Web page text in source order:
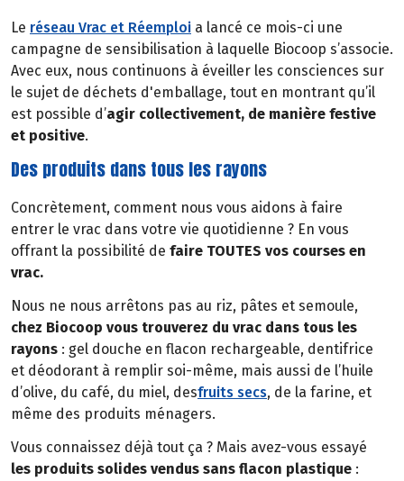
Le réseau Vrac et Réemploi a lancé ce mois-ci une
campagne de sensibilisation à laquelle Biocoop s’associe.
Avec eux, nous continuons à éveiller les consciences sur
le sujet de déchets d'emballage, tout en montrant qu’il
est possible d’agir collectivement, de manière festive
et positive.
Des produits dans tous les rayons
Concrètement, comment nous vous aidons à faire
entrer le vrac dans votre vie quotidienne ? En vous
offrant la possibilité de faire TOUTES vos courses en
vrac.
Nous ne nous arrêtons pas au riz, pâtes et semoule,
chez Biocoop vous trouverez du vrac dans tous les
rayons : gel douche en flacon rechargeable, dentifrice
et déodorant à remplir soi-même, mais aussi de l’huile
d’olive, du café, du miel, desfruits secs, de la farine, et
même des produits ménagers.
Vous connaissez déjà tout ça ? Mais avez-vous essayé
les produits solides vendus sans flacon plastique :